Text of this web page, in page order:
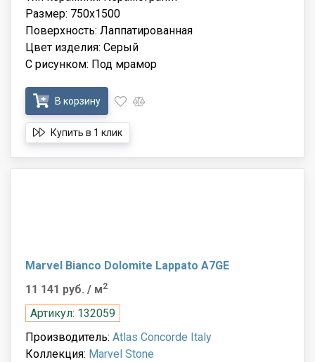
Размер: 750x1500
Поверхность: Лаппатированная
Цвет изделия: Серый
С рисунком: Под мрамор
В корзину
Купить в 1 клик
Marvel Bianco Dolomite Lappato A7GE
11 141 руб. / м2
Артикул: 132059
Производитель: Atlas Concorde Italy
Коллекция: Marvel Stone